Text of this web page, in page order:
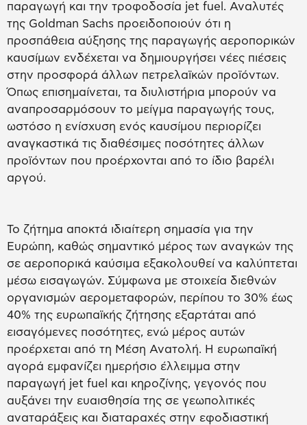
παραγωγή και την τροφοδοσία jet fuel. Αναλυτές
της Goldman Sachs προειδοποιούν ότι η
προσπάθεια αύξησης της παραγωγής αεροπορικών
καυσίμων ενδέχεται να δημιουργήσει νέες πιέσεις
στην προσφορά άλλων πετρελαϊκών προϊόντων.
Όπως επισημαίνεται, τα διυλιστήρια μπορούν να
αναπροσαρμόσουν το μείγμα παραγωγής τους,
ωστόσο η ενίσχυση ενός καυσίμου περιορίζει
αναγκαστικά τις διαθέσιμες ποσότητες άλλων
προϊόντων που προέρχονται από το ίδιο βαρέλι
αργού.
Το ζήτημα αποκτά ιδιαίτερη σημασία για την
Ευρώπη, καθώς σημαντικό μέρος των αναγκών της
σε αεροπορικά καύσιμα εξακολουθεί να καλύπτεται
μέσω εισαγωγών. Σύμφωνα με στοιχεία διεθνών
οργανισμών αερομεταφορών, περίπου το 30% έως
40% της ευρωπαϊκής ζήτησης εξαρτάται από
εισαγόμενες ποσότητες, ενώ μέρος αυτών
προέρχεται από τη Μέση Ανατολή. Η ευρωπαϊκή
αγορά εμφανίζει ημερήσιο έλλειμμα στην
παραγωγή jet fuel και κηροζίνης, γεγονός που
αυξάνει την ευαισθησία της σε γεωπολιτικές
αναταράξεις και διαταραχές στην εφοδιαστική